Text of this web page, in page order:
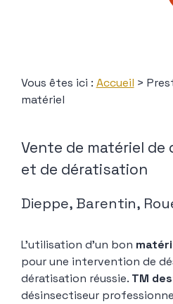
Vous êtes ici : Accueil >
matériel
Vente de matériel
et de dératisation
Dieppe, Barentin,
L’utilisation d’un bon
pour une intervention de
dératisation réussie. TM
désinsectiseur